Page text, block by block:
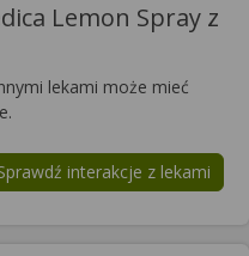
Lemon Spray z
lekami może mieć
interakcje z lekami